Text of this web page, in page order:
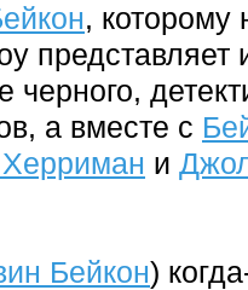
, которому
представляет
а вместе с
и
Бейкон)